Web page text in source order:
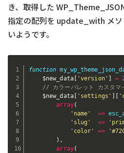
き、取得した
指定の配列を update_with メ
いようです。
function
$new_data[ 'version' ] =
// カラーパレット カスタマ
$new_data[ 'settings' ] [
array(
'name'
=>
'slug'
=>
'color'
=>
) ,
array(